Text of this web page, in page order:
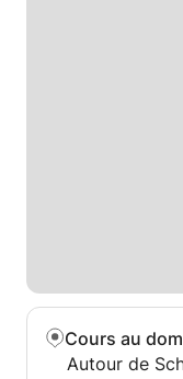
Cours au
Autour de